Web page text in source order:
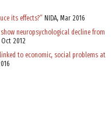
its effects?” NIDA, Mar 2016
neuropsychological decline from
Oct 2012
to economic, social problems at